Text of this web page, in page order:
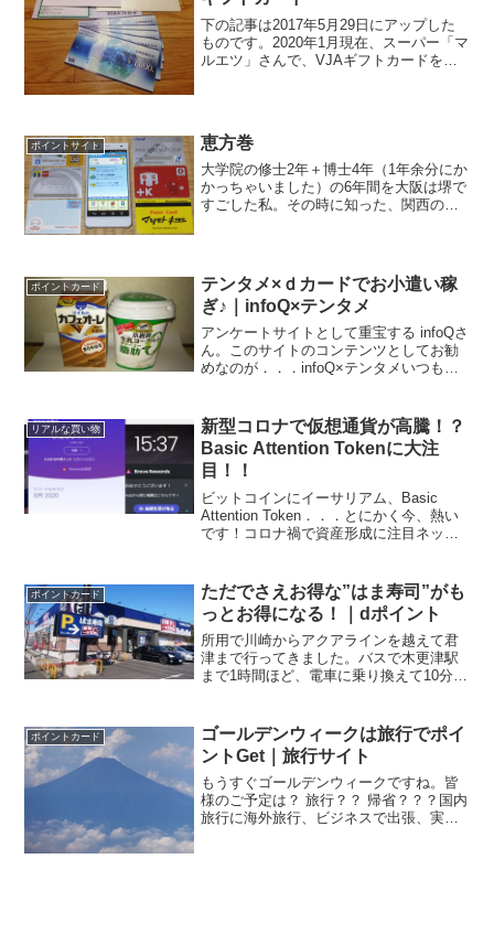
下の記事は2017年5月29日にアップした
ものです。2020年1月現在、スーパー「マ
ルエツ」さんで、VJAギフトカードを支
をクリ...
ポイントサイト 恵方巻
大学院の修士2年＋博士4年（1年余分にか
かっちゃいました）の6年間を大阪は堺で
すごした私。その時に知った、関西の恵
習してみますと、恵方巻っ...
ポイントカード
テンタメ×ｄカードでお小遣い稼
ぎ♪｜infoQ×テンタメ
アンケートサイトとして重宝する infoQさ
ん。このサイトのコンテンツとしてお勧
めなのが．．．infoQ×テンタメいつもの
得なサイトです。もちろん、なんでもか
んでも...
リアルな買い物
新型コロナで仮想通貨が高騰！？
Basic Attention Tokenに大注
目！！
ビットコインにイーサリアム、Basic
Attention Token．．．とにかく今、熱い
です！コロナ禍で資産形成に注目ネット
をきっかけに68%が資産形成に関心、本
業...
ポイントカード
ただでさえお得な”はま寿司”がも
っとお得になる！｜dポイント
所用で川崎からアクアラインを越えて君
津まで行ってきました。バスで木更津駅
まで1時間ほど、電車に乗り換えて10分ほ
付いたのはお昼前でしたので、腹ごしら
え。駅前を少し...
ポイントカード
ゴールデンウィークは旅行でポイ
ントGet｜旅行サイト
もうすぐゴールデンウィークですね。皆
様のご予定は？ 旅行？？ 帰省？？？国内
旅行に海外旅行、ビジネスで出張、実家